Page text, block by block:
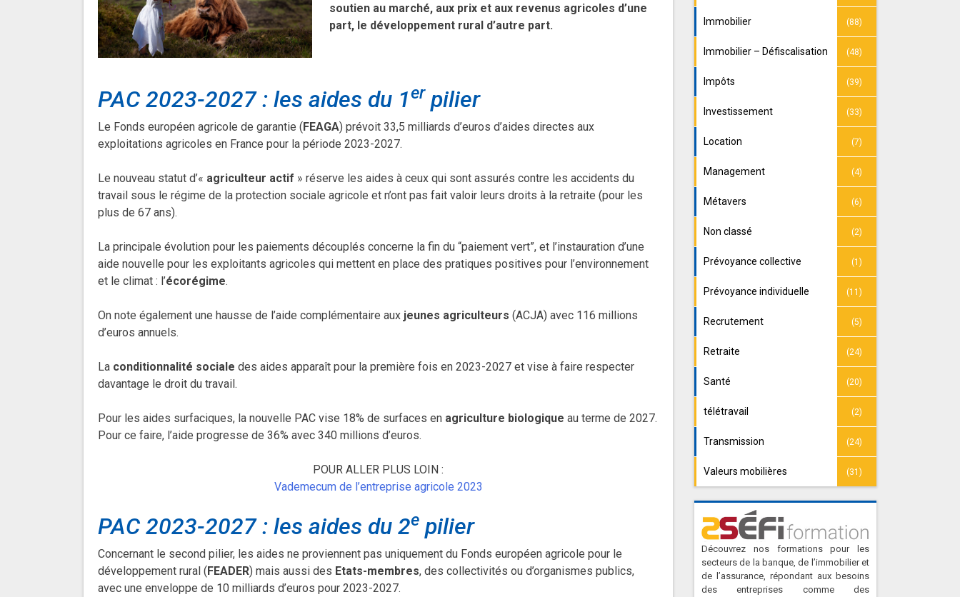
soutien au marché, aux prix et aux revenus agricoles d’une
part, le développement rural d’autre part.
PAC 2023-2027 : les aides du 1erpilier
Le Fonds européen agricole de garantie (FEAGA) prévoit 33,5 milliards d’euros d’aides directes aux
exploitations agricoles en France pour la période 2023-2027.
Le nouveau statut d’« agriculteur actif » réserve les aides à ceux qui sont assurés contre les accidents du
travail sous le régime de la protection sociale agricole et n’ont pas fait valoir leurs droits à la retraite (pour les
plus de 67 ans).
La principale évolution pour les paiements découplés concerne la fin du “paiement vert”, et l’instauration d’une
aide nouvelle pour les exploitants agricoles qui mettent en place des pratiques positives pour l’environnement
et le climat : l’écorégime.
On note également une hausse de l’aide complémentaire aux jeunes agriculteurs (ACJA) avec 116 millions
d’euros annuels.
La conditionnalité sociale des aides apparaît pour la première fois en 2023-2027 et vise à faire respecter
davantage le droit du travail.
Pour les aides surfaciques, la nouvelle PAC vise 18% de surfaces en agriculture biologique au terme de 2027.
Pour ce faire, l’aide progresse de 36% avec 340 millions d’euros.
POUR ALLER PLUS LOIN :
Vademecum de l’entreprise agricole 2023
PAC 2023-2027 : les aides du 2e pilier
Concernant le second pilier, les aides ne proviennent pas uniquement du Fonds européen agricole pour le
développement rural (FEADER) mais aussi des Etats-membres, des collectivités ou d’organismes publics,
avec une enveloppe de 10 milliards d’euros pour 2023-2027.
Immobilier (88)
Immobilier – Défiscalisation (48)
Impôts (39)
Investissement (33)
Location (7)
Management (4)
Métavers (6)
Non classé (2)
Prévoyance collective (1)
Prévoyance individuelle (11)
Recrutement (5)
Retraite (24)
Santé (20)
télétravail (2)
Transmission (24)
Valeurs mobilières (31)
Découvrez nos formations pour les
secteurs de la banque, de l’immobilier et
de l’assurance, répondant aux besoins
des entreprises comme des